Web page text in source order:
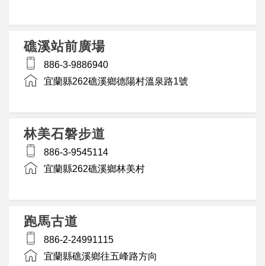
礁溪站前廣場
886-3-9886940
宜蘭縣262礁溪鄉德陽村溫泉路1號
林美石磐步道
886-3-9545114
宜蘭縣262礁溪鄉林美村
跑馬古道
886-2-24991115
宜蘭縣礁溪鄉往五峰路方向